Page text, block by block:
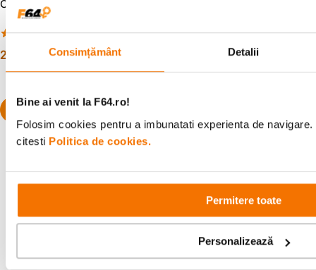
Consimțământ Detalii
Bine ai venit la F64.ro!
Folosim cookies pentru a imbunatati experienta de
citesti Politica de cookies.
Permitere toate
Personalizează
Carl Zeiss T* Filtru UV 55mm
(12)
259
(0)
Alatura-te comunitatii creatorilor
Descopera inspiratie, recomandari utile,